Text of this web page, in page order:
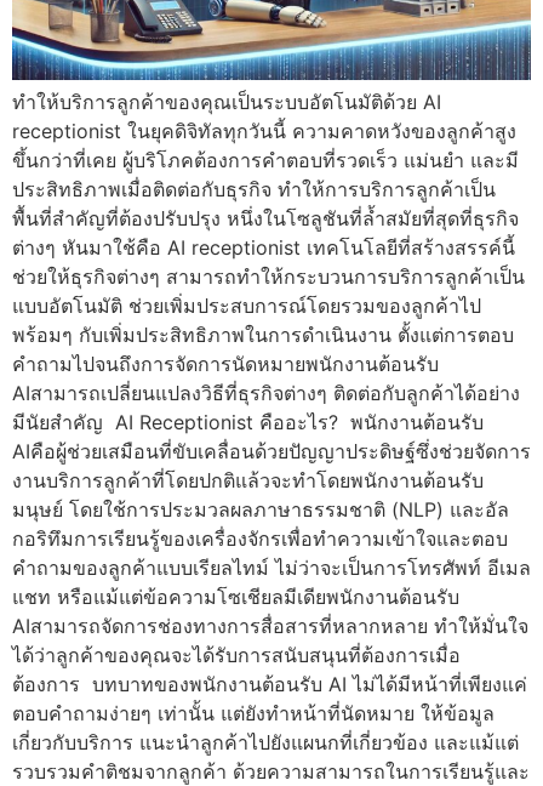
ทำให้บริการลูกค้าของคุณเป็นระบบอัตโนมัติด้วย AI
receptionist ในยุคดิจิทัลทุกวันนี้ ความคาดหวังของลูกค้าสูง
ขึ้นกว่าที่เคย ผู้บริโภคต้องการคำตอบที่รวดเร็ว แม่นยำ และมี
ประสิทธิภาพเมื่อติดต่อกับธุรกิจ ทำให้การบริการลูกค้าเป็น
พื้นที่สำคัญที่ต้องปรับปรุง หนึ่งในโซลูชันที่ล้ำสมัยที่สุดที่ธุรกิจ
ต่างๆ หันมาใช้คือ AI receptionist เทคโนโลยีที่สร้างสรรค์นี้
ช่วยให้ธุรกิจต่างๆ สามารถทำให้กระบวนการบริการลูกค้าเป็น
แบบอัตโนมัติ ช่วยเพิ่มประสบการณ์โดยรวมของลูกค้าไป
พร้อมๆ กับเพิ่มประสิทธิภาพในการดำเนินงาน ตั้งแต่การตอบ
คำถามไปจนถึงการจัดการนัดหมายพนักงานต้อนรับ
AIสามารถเปลี่ยนแปลงวิธีที่ธุรกิจต่างๆ ติดต่อกับลูกค้าได้อย่าง
มีนัยสำคัญ AI Receptionist คืออะไร? พนักงานต้อนรับ
AIคือผู้ช่วยเสมือนที่ขับเคลื่อนด้วยปัญญาประดิษฐ์ซึ่งช่วยจัดการ
งานบริการลูกค้าที่โดยปกติแล้วจะทำโดยพนักงานต้อนรับ
มนุษย์ โดยใช้การประมวลผลภาษาธรรมชาติ (NLP) และอัล
กอริทึมการเรียนรู้ของเครื่องจักรเพื่อทำความเข้าใจและตอบ
คำถามของลูกค้าแบบเรียลไทม์ ไม่ว่าจะเป็นการโทรศัพท์ อีเมล
แชท หรือแม้แต่ข้อความโซเชียลมีเดียพนักงานต้อนรับ
AIสามารถจัดการช่องทางการสื่อสารที่หลากหลาย ทำให้มั่นใจ
ได้ว่าลูกค้าของคุณจะได้รับการสนับสนุนที่ต้องการเมื่อ
ต้องการ บทบาทของพนักงานต้อนรับ AI ไม่ได้มีหน้าที่เพียงแค่
ตอบคำถามง่ายๆ เท่านั้น แต่ยังทำหน้าที่นัดหมาย ให้ข้อมูล
เกี่ยวกับบริการ แนะนำลูกค้าไปยังแผนกที่เกี่ยวข้อง และแม้แต่
รวบรวมคำติชมจากลูกค้า ด้วยความสามารถในการเรียนรู้และ